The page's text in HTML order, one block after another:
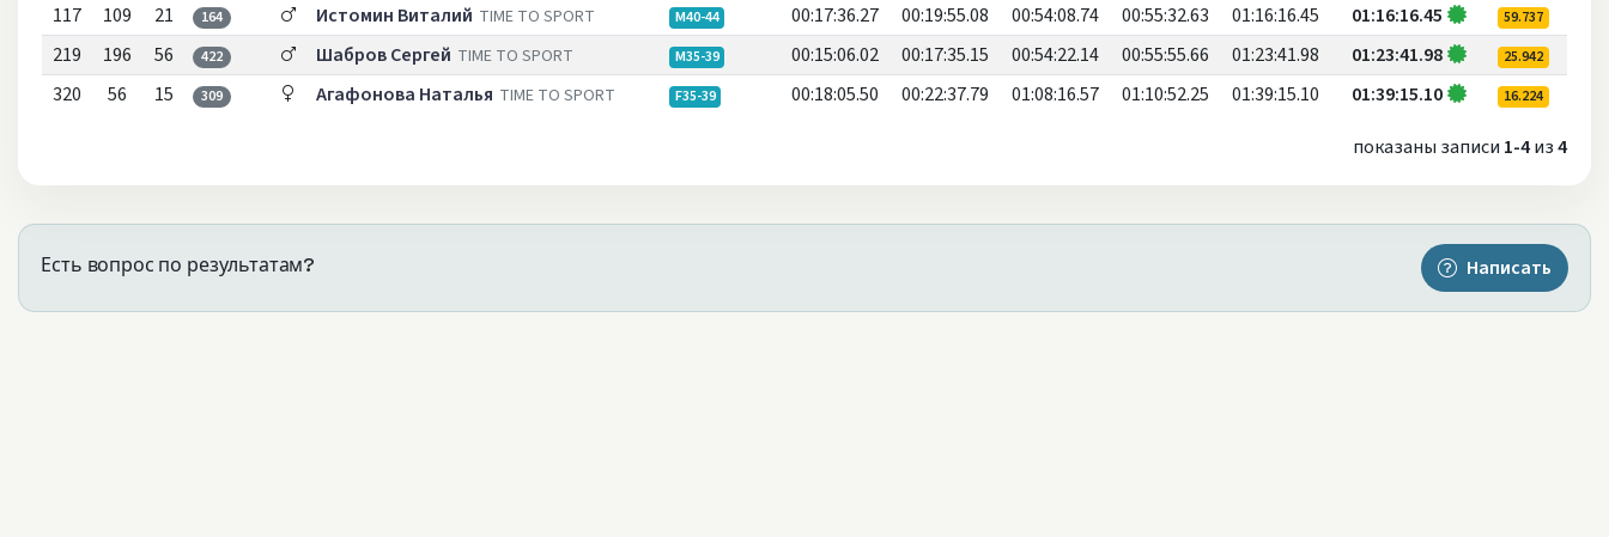
117 109 21 164 Истомин Виталий TIME TO SPORT M40-44 00:17:36.27 00:19:55.08 00:54:08.74 00:55:32.63 01:16:16.45 01:16:16.45 59.737
219 196 56 422 Шабров Сергей TIME TO SPORT M35-39 00:15:06.02 00:17:35.15 00:54:22.14 00:55:55.66 01:23:41.98 01:23:41.98 25.942
320 56 15 309 Агафонова Наталья TIME TO SPORT F35-39 00:18:05.50 00:22:37.79 01:08:16.57 01:10:52.25 01:39:15.10 01:39:15.10 16.224
показаны записи 1-4из4
Есть вопрос по результатам? Написать